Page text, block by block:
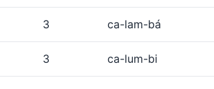
3 ca-lam-bá
3 ca-lum-bi